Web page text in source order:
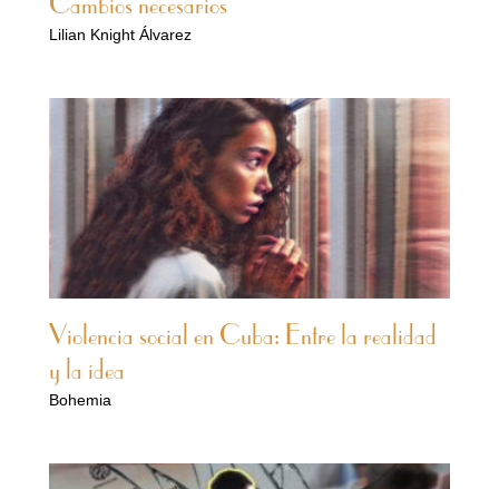
Cambios necesarios
Lilian Knight Álvarez
Violencia social en Cuba: Entre la realidad
y la idea
Bohemia